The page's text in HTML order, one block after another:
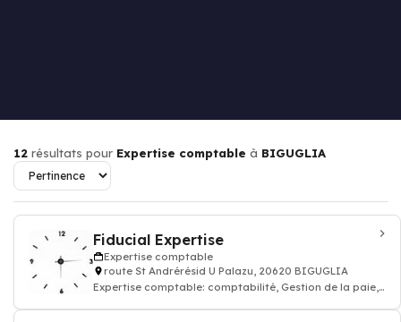
12 résultats pour Expertise comptable à BIGUGLIA
Fiducial Expertise
Expertise comptable
route St Andrérésid U Palazu, 20620 BIGUGLIA
Expertise comptable: comptabilité, Gestion de la paie,